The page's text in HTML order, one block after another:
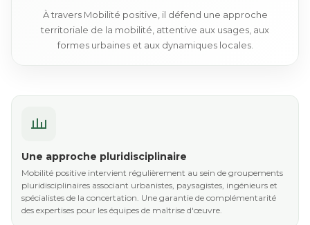
À travers Mobilité positive, il défend une approche
territoriale de la mobilité, attentive aux usages, aux
formes urbaines et aux dynamiques locales.
Une approche pluridisciplinaire
Mobilité positive intervient régulièrement au sein de groupements
pluridisciplinaires associant urbanistes, paysagistes, ingénieurs et
spécialistes de la concertation. Une garantie de complémentarité
des expertises pour les équipes de maîtrise d'œuvre.